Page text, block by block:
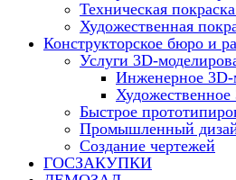
Техническая
Художественная
Конструкторское бюро и
Услуги 3D-
Инженерное
Быстрое
Промышленный
Создание чертежей
ГОСЗАКУПКИ